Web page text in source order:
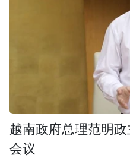
越南政府总理范明
会议